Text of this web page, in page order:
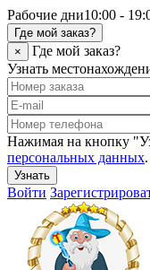
Рабочие дни10:00 -
Где мой заказ?
×
Где мой заказ?
Узнать
Нажимая на кнопку
персональных данных.
Узнать
Войти